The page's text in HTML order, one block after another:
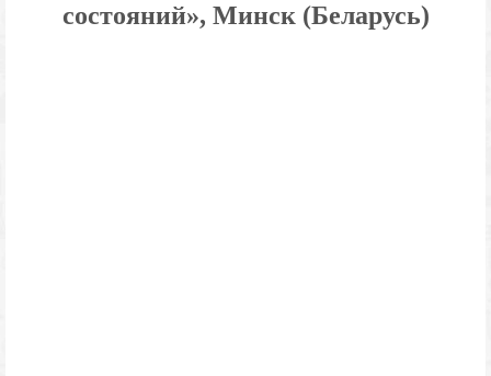
состояний», Минск (Беларусь)